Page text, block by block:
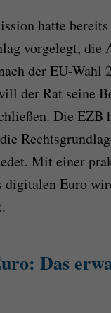
hatte bereits
vorgelegt, die
der EU-Wahl
der Rat seine
Die EZB
Mit einer
digitalen Euro
Das